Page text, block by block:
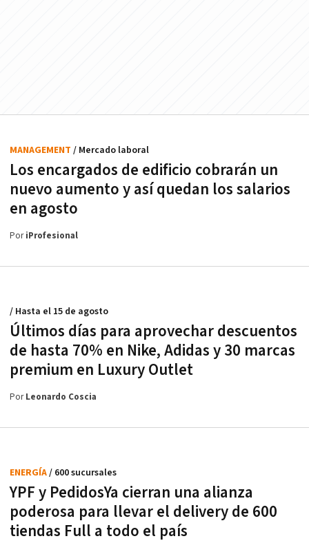
Los encargados de edificio cobrarán un
nuevo aumento y así quedan los salarios
en agosto
MANAGEMENT / Mercado laboral
PoriProfesional
Últimos días para aprovechar descuentos
de hasta 70% en Nike, Adidas y 30 marcas
premium en Luxury Outlet
/ Hasta el 15 de agosto
PorLeonardo Coscia
YPF y PedidosYa cierran una alianza
poderosa para llevar el delivery de 600
tiendas Full a todo el país
ENERGÍA/ 600 sucursales